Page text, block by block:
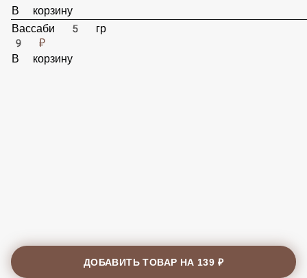
Имбирь 30 гр
29 ₽
В корзину
Вассаби 5 гр
ДОБАВИТЬ ТОВАР НА 139 ₽